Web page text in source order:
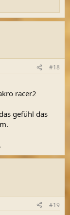
#18
racer2
gefühl das
#19